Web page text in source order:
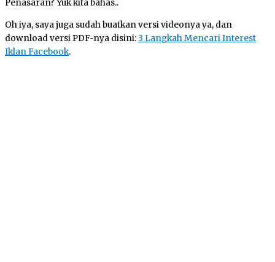
Penasaran? Yuk kita bahas..
Oh iya, saya juga sudah buatkan versi videonya ya, dan
download versi PDF-nya disini:3 Langkah Mencari Interest
Iklan Facebook.